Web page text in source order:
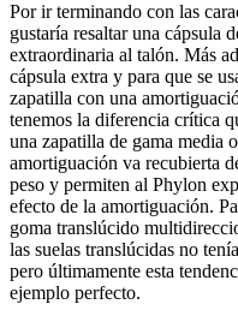
Por ir terminando con las
gustaría resaltar una cápsula
extraordinaria al talón. Más
cápsula extra y para que se
zapatilla con una
tenemos la diferencia crítica
una zapatilla de gama media
amortiguación va recubierta
peso y permiten al Phylon
efecto de la amortiguación.
goma translúcido
las suelas translúcidas no
pero últimamente esta
ejemplo perfecto.